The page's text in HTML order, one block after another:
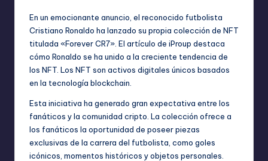
En un emocionante anuncio, el reconocido futbolista
Cristiano Ronaldo ha lanzado su propia colección de NFT
titulada «Forever CR7». El artículo de iProup destaca
cómo Ronaldo se ha unido a la creciente tendencia de
los NFT. Los NFT son activos digitales únicos basados
en la tecnología blockchain.
Esta iniciativa ha generado gran expectativa entre los
fanáticos y la comunidad cripto. La colección ofrece a
los fanáticos la oportunidad de poseer piezas
exclusivas de la carrera del futbolista, como goles
icónicos, momentos históricos y objetos personales.